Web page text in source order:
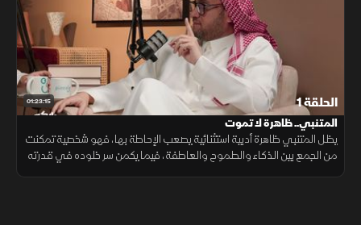
01:23:15 الحلقة 1
المتنبي.. ظاهرة لا تموت
يظل المتنبي ظاهرة أدبية استثنائية يصعب الإحاطة بها، فهو شخصية تمكنت
من الجمع بين الذكاء والطموح والعاطفة، فيما يكمن سر خلوده في قدرته